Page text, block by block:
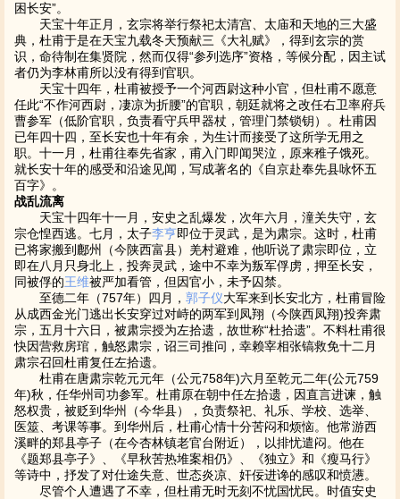
困长安”。
天宝十年正月，玄宗将举行祭祀太清宫、太庙和天地的三大盛
典，杜甫于是在天宝九载冬天预献三《大礼赋》，得到玄宗的赏
识，命待制在集贤院，然而仅得“参列选序”资格，等候分配，因主试
者仍为李林甫所以没有得到官职。
天宝十四年，杜甫被授予一个河西尉这种小官，但杜甫不愿意
任此“不作河西尉，凄凉为折腰”的官职，朝廷就将之改任右卫率府兵
曹参军（低阶官职，负责看守兵甲器杖，管理门禁锁钥）。杜甫因
已年四十四，至长安也十年有余，为生计而接受了这所学无用之
职。十一月，杜甫往奉先省家，甫入门即闻哭泣，原来稚子饿死。
就长安十年的感受和沿途见闻，写成著名的《自京赴奉先县咏怀五
百字》。
战乱流离
天宝十四年十一月，安史之乱爆发，次年六月，潼关失守，玄
宗仓惶西逃。七月，太子李亨即位于灵武，是为肃宗。这时，杜甫
已将家搬到鄜州（今陕西富县）羌村避难，他听说了肃宗即位，立
即在八月只身北上，投奔灵武，途中不幸为叛军俘虏，押至长安，
同被俘的王维被严加看管，但因官小，未予囚禁。
至德二年（757年）四月， 郭子仪大军来到长安北方，杜甫冒险
从成西金光门逃出长安穿过对峙的两军到凤翔（今陕西凤翔)投奔肃
宗，五月十六日，被肃宗授为左拾遗，故世称“杜拾遗”。不料杜甫很
快因营救房琯，触怒肃宗，诏三司推问，幸赖宰相张镐救免十二月
肃宗召回杜甫复任左拾遗。
杜甫在唐肃宗乾元元年（公元758年)六月至乾元二年(公元759
年)秋，任华州司功参军。杜甫原在朝中任左拾遗，因直言进谏，触
怒权贵，被贬到华州（今华县），负责祭祀、礼乐、学校、选举、
医筮、考课等事。到华州后，杜甫心情十分苦闷和烦恼。他常游西
溪畔的郑县亭子（在今杏林镇老官台附近），以排忧遣闷。他在
《题郑县亭子》、《早秋苦热堆案相仍》、《独立》和《瘦马行》
等诗中，抒发了对仕途失意、世态炎凉、奸佞进谗的感叹和愤懑。
尽管个人遭遇了不幸，但杜甫无时无刻不忧国忧民。时值安史